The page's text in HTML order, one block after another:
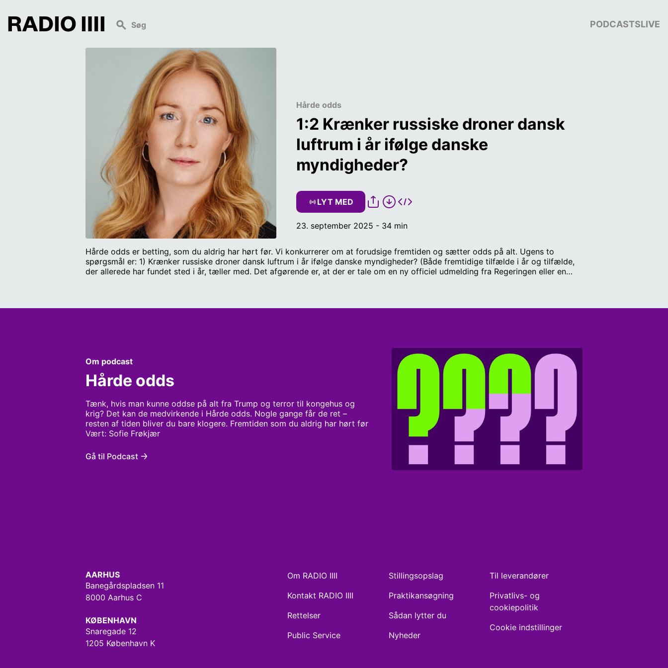
PODCASTSLIVE
Hårde odds
1:2 Krænker russiske droner dansk
luftrum i år ifølge danske
myndigheder?
LYT MED
23. september 2025 - 34 min
Hårde odds er betting, som du aldrig har hørt før. Vi konkurrerer om at forudsige fremtiden og sætter odds på alt. Ugens to
spørgsmål er: 1) Krænker russiske droner dansk luftrum i år ifølge danske myndigheder? (Både fremtidige tilfælde i år og tilfælde,
der allerede har fundet sted i år, tæller med. Det afgørende er, at der er tale om en ny officiel udmelding fra Regeringen eller en
Universitet Mikkel Andersson, chefrådgiver i Liberal Alliance Redaktør: Andreas Østergaard Spilleregler: Deltagerne skal give hver
Om podcast
Hårde odds
Tænk, hvis man kunne oddse på alt fra Trump og terror til kongehus og
krig? Det kan de medvirkende i Hårde odds. Nogle gange får de ret –
resten af tiden bliver du bare klogere. Fremtiden som du aldrig har hørt før
Vært: Sofie Frøkjær
Gå til Podcast
AARHUS
Banegårdspladsen 11
8000 Aarhus C
KØBENHAVN
Snaregade 12
1205 København K
Om RADIO IIII
Kontakt RADIO IIII
Rettelser
Public Service
Stillingsopslag
Praktikansøgning
Sådan lytter du
Nyheder
Til leverandører
Privatlivs- og
cookiepolitik
Cookie indstillinger